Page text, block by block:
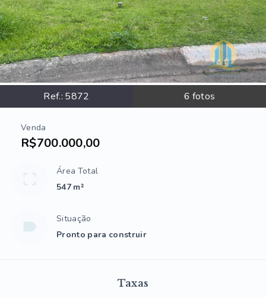
Ref.: 5872 6 fotos
Venda
R$700.000,00
Área Total
547 m²
Situação
Pronto para construir
Taxas